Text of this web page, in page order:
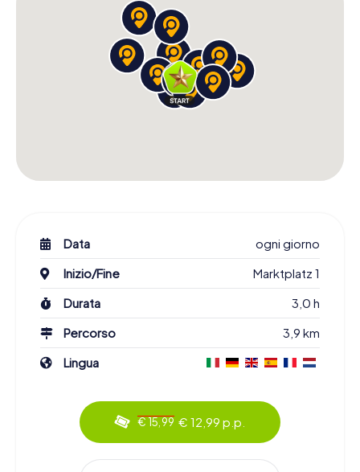
Data
ogni giorno
Inizio/Fine
Marktplatz 1
Durata
3,0 h
Percorso
3,9 km
Lingua
€ 15,99 € 12,99 p.p.